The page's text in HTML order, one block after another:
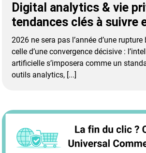
Digital analytics & vie
tendances clés à suivre
2026 ne sera pas l’année d’une rupture
celle d’une convergence décisive :
artificielle s’imposera comme un
outils analytics, [...]